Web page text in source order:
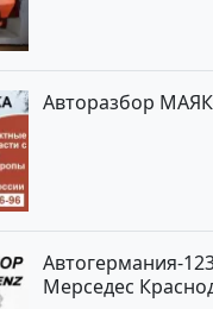
Авторазбор
Автогермания-
Мерседес